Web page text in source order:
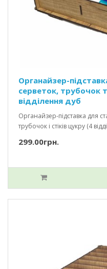
Органайзер-
серветок, трубочок
відділення дуб
Органайзер-підставка для
трубочок і стіків цукру (4
299.00грн.